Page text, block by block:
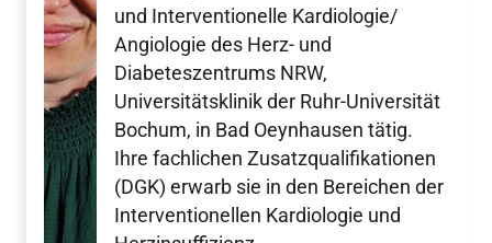
und Interventionelle Kardiologie/
Angiologie des Herz- und
Diabeteszentrums NRW,
Universitätsklinik der Ruhr-Universität
Bochum, in Bad Oeynhausen tätig.
Ihre fachlichen Zusatzqualifikationen
(DGK) erwarb sie in den Bereichen der
Interventionellen Kardiologie und